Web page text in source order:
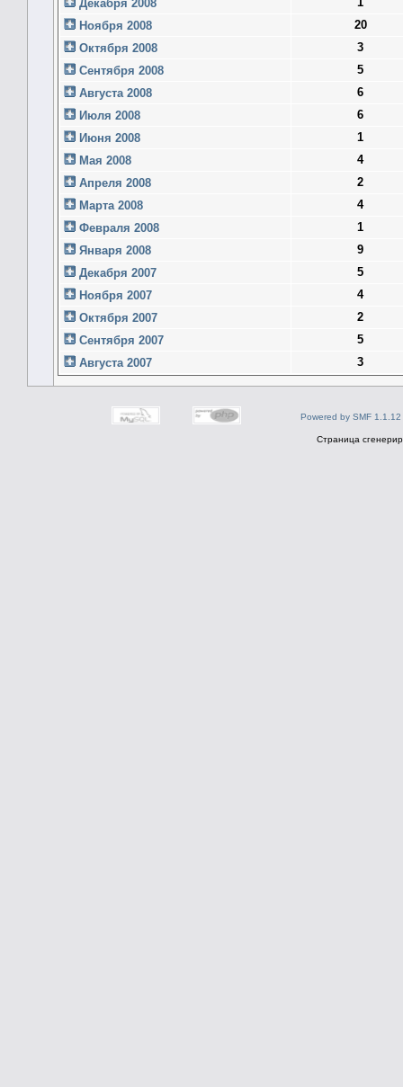
Декабря 2008
Ноября 2008
20
Октября 2008
3
Сентября 2008
5
Августа 2008
6
Июля 2008
6
Июня 2008
1
Мая 2008
4
Апреля 2008
2
Марта 2008
4
Февраля 2008
1
Января 2008
9
Декабря 2007
5
Ноября 2007
4
Октября 2007
2
Сентября 2007
5
Августа 2007
3
Powered by SMF 1.1.12
Страница